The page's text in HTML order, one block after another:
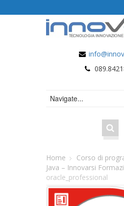
Home
Corso di
Java – Innovarsi
oracle_professional